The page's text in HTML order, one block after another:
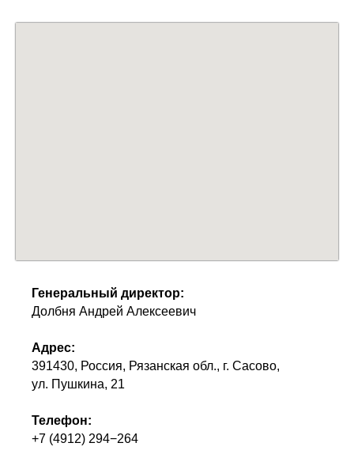
Генеральный директор:
Долбня Андрей Алексеевич
Адрес:
391430, Россия, Рязанская обл., г. Сасово,
ул. Пушкина, 21
Телефон:
+7 (4912) 294−264